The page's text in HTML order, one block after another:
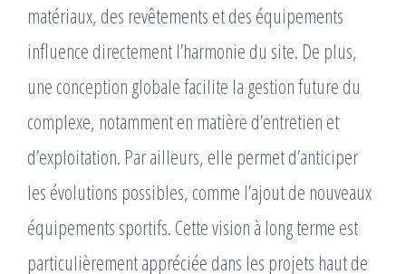
matériaux, des revêtements et des équipements
influence directement l’harmonie du site. De plus,
une conception globale facilite la gestion future du
complexe, notamment en matière d’entretien et
d’exploitation. Par ailleurs, elle permet d’anticiper
les évolutions possibles, comme l’ajout de nouveaux
équipements sportifs. Cette vision à long terme est
particulièrement appréciée dans les projets haut de